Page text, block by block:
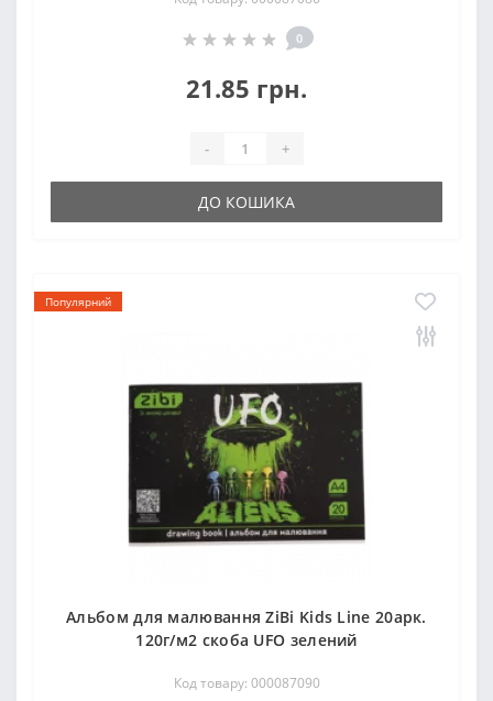
0
21.85 грн.
- +
ДО КОШИКА
Популярний
Альбом для малювання ZiBi Kids Line 20арк.
120г/м2 скоба UFO зелений
Код товару: 000087090